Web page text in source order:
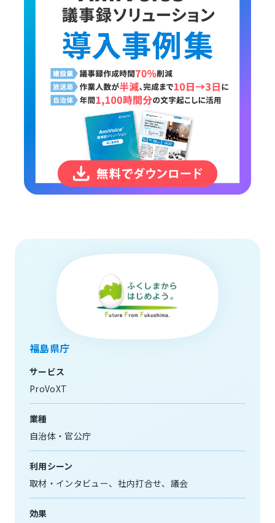
福島県庁
サービス
ProVoXT
業種
自治体・官公庁
利用シーン
取材・インタビュー
社内打合せ 議会
効果